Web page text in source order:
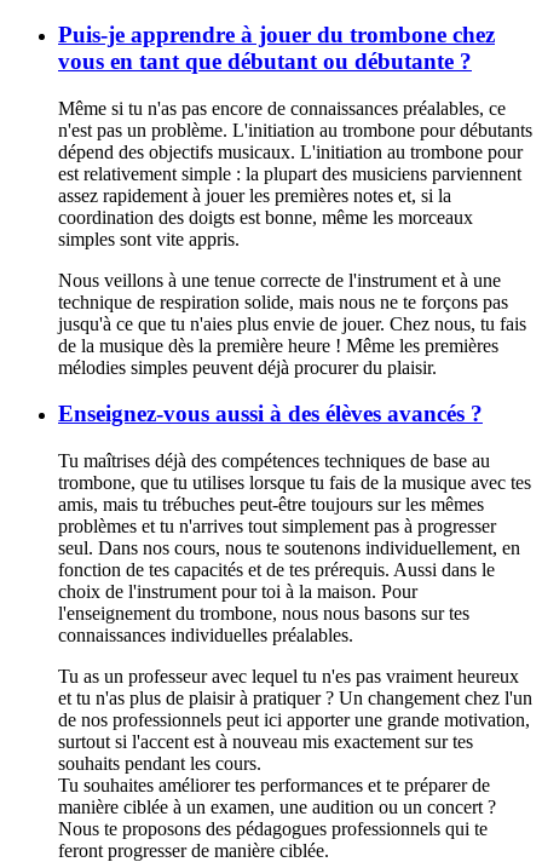
Puis-je apprendre à jouer du trombone chez
vous en tant que débutant ou débutante ?
Même si tu n'as pas encore de connaissances préalables, ce
n'est pas un problème. L'initiation au trombone pour débutants
dépend des objectifs musicaux. L'initiation au trombone pour
est relativement simple : la plupart des musiciens parviennent
assez rapidement à jouer les premières notes et, si la
coordination des doigts est bonne, même les morceaux
simples sont vite appris.
Nous veillons à une tenue correcte de l'instrument et à une
technique de respiration solide, mais nous ne te forçons pas
jusqu'à ce que tu n'aies plus envie de jouer. Chez nous, tu fais
de la musique dès la première heure ! Même les premières
mélodies simples peuvent déjà procurer du plaisir.
Enseignez-vous aussi à des élèves avancés ?
Tu maîtrises déjà des compétences techniques de base au
trombone, que tu utilises lorsque tu fais de la musique avec tes
amis, mais tu trébuches peut-être toujours sur les mêmes
problèmes et tu n'arrives tout simplement pas à progresser
seul. Dans nos cours, nous te soutenons individuellement, en
fonction de tes capacités et de tes prérequis. Aussi dans le
choix de l'instrument pour toi à la maison. Pour
l'enseignement du trombone, nous nous basons sur tes
connaissances individuelles préalables.
Tu as un professeur avec lequel tu n'es pas vraiment heureux
et tu n'as plus de plaisir à pratiquer ? Un changement chez l'un
de nos professionnels peut ici apporter une grande motivation,
surtout si l'accent est à nouveau mis exactement sur tes
souhaits pendant les cours.
Tu souhaites améliorer tes performances et te préparer de
manière ciblée à un examen, une audition ou un concert ?
Nous te proposons des pédagogues professionnels qui te
feront progresser de manière ciblée.